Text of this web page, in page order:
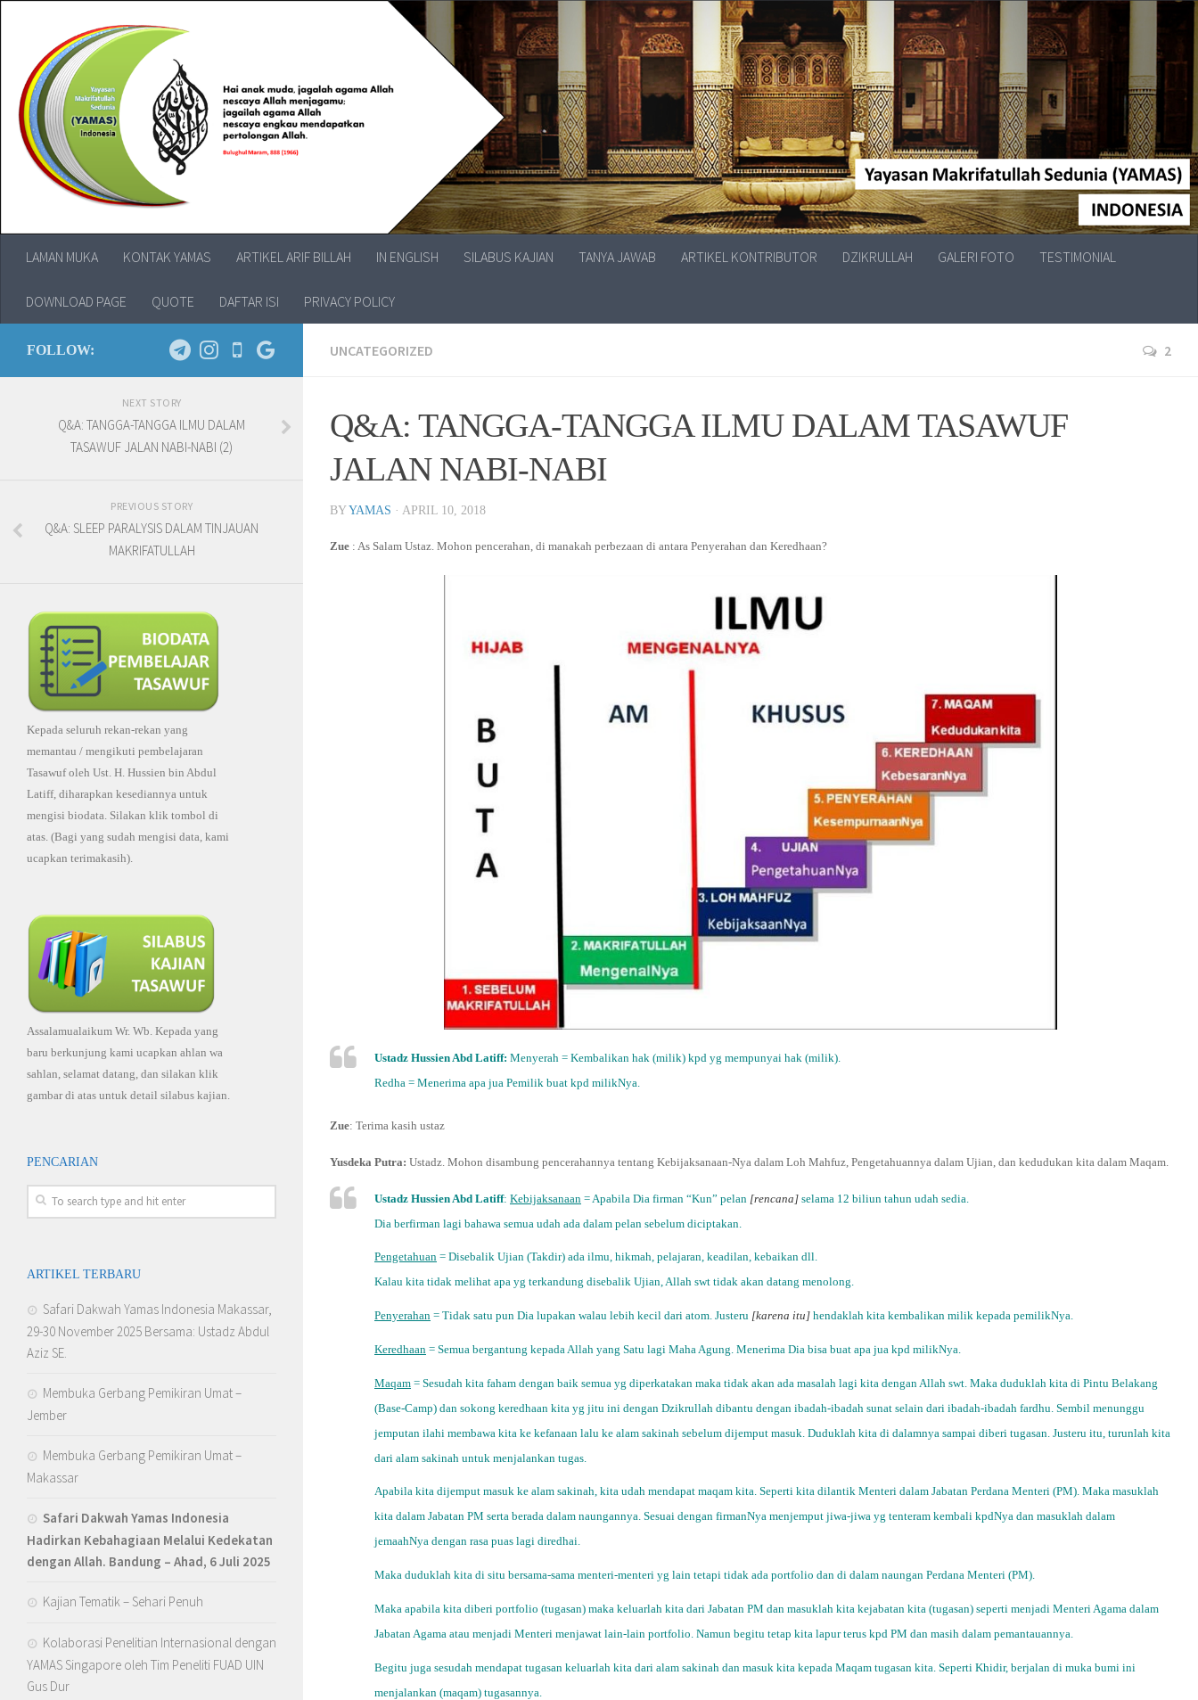
LAMAN MUKA KONTAK YAMAS ARTIKEL ARIF BILLAH IN ENGLISH SILABUS KAJIAN TANYA JAWAB ARTIKEL KONTRIBUTOR DZIKRULLAH GALERI FOTO TESTIMONIAL
DOWNLOAD PAGE QUOTE DAFTAR ISI PRIVACY POLICY
UNCATEGORIZED 2
Q&A: TANGGA-TANGGA ILMU DALAM TASAWUF
JALAN NABI-NABI
BYYAMAS · APRIL 10, 2018
Zue : As Salam Ustaz. Mohon pencerahan, di manakah perbezaan di antara Penyerahan dan Keredhaan?
Ustadz Hussien Abd Latiff: Menyerah = Kembalikan hak (milik) kpd yg mempunyai hak (milik).
Redha = Menerima apa jua Pemilik buat kpd milikNya.
Zue: Terima kasih ustaz
Yusdeka Putra: Ustadz. Mohon disambung pencerahannya tentang Kebijaksanaan-Nya dalam Loh Mahfuz, Pengetahuannya dalam Ujian, dan kedudukan kita dalam Maqam.
Ustadz Hussien Abd Latiff: Kebijaksanaan = Apabila Dia firman “Kun” pelan [rencana] selama 12 biliun tahun udah sedia.
Dia berfirman lagi bahawa semua udah ada dalam pelan sebelum diciptakan.
Pengetahuan = Disebalik Ujian (Takdir) ada ilmu, hikmah, pelajaran, keadilan, kebaikan dll.
Kalau kita tidak melihat apa yg terkandung disebalik Ujian, Allah swt tidak akan datang menolong.
Penyerahan = Tidak satu pun Dia lupakan walau lebih kecil dari atom. Justeru [karena itu] hendaklah kita kembalikan milik kepada pemilikNya.
Keredhaan = Semua bergantung kepada Allah yang Satu lagi Maha Agung. Menerima Dia bisa buat apa jua kpd milikNya.
Maqam = Sesudah kita faham dengan baik semua yg diperkatakan maka tidak akan ada masalah lagi kita dengan Allah swt. Maka duduklah kita di Pintu Belakang
(Base-Camp) dan sokong keredhaan kita yg jitu ini dengan Dzikrullah dibantu dengan ibadah-ibadah sunat selain dari ibadah-ibadah fardhu. Sembil menunggu
jemputan ilahi membawa kita ke kefanaan lalu ke alam sakinah sebelum dijemput masuk. Duduklah kita di dalamnya sampai diberi tugasan. Justeru itu, turunlah kita
dari alam sakinah untuk menjalankan tugas.
Apabila kita dijemput masuk ke alam sakinah, kita udah mendapat maqam kita. Seperti kita dilantik Menteri dalam Jabatan Perdana Menteri (PM). Maka masuklah
kita dalam Jabatan PM serta berada dalam naungannya. Sesuai dengan firmanNya menjemput jiwa-jiwa yg tenteram kembali kpdNya dan masuklah dalam
jemaahNya dengan rasa puas lagi diredhai.
Maka duduklah kita di situ bersama-sama menteri-menteri yg lain tetapi tidak ada portfolio dan di dalam naungan Perdana Menteri (PM).
Maka apabila kita diberi portfolio (tugasan) maka keluarlah kita dari Jabatan PM dan masuklah kita kejabatan kita (tugasan) seperti menjadi Menteri Agama dalam
Jabatan Agama atau menjadi Menteri menjawat lain-lain portfolio. Namun begitu tetap kita lapur terus kpd PM dan masih dalam pemantauannya.
Begitu juga sesudah mendapat tugasan keluarlah kita dari alam sakinah dan masuk kita kepada Maqam tugasan kita. Seperti Khidir, berjalan di muka bumi ini
menjalankan (maqam) tugasannya.
FOLLOW:
NEXT STORY
Q&A: TANGGA-TANGGA ILMU DALAM
TASAWUF JALAN NABI-NABI (2)
PREVIOUS STORY
Q&A: SLEEP PARALYSIS DALAM TINJAUAN
MAKRIFATULLAH
Kepada seluruh rekan-rekan yang
memantau / mengikuti pembelajaran
Tasawuf oleh Ust. H. Hussien bin Abdul
Latiff, diharapkan kesediannya untuk
mengisi biodata. Silakan klik tombol di
atas. (Bagi yang sudah mengisi data, kami
ucapkan terimakasih).
Assalamualaikum Wr. Wb. Kepada yang
baru berkunjung kami ucapkan ahlan wa
sahlan, selamat datang, dan silakan klik
gambar di atas untuk detail silabus kajian.
PENCARIAN
ARTIKEL TERBARU
Safari Dakwah Yamas Indonesia Makassar,
29-30 November 2025 Bersama: Ustadz Abdul
Aziz SE.
Membuka Gerbang Pemikiran Umat –
Jember
Membuka Gerbang Pemikiran Umat –
Makassar
Safari Dakwah Yamas Indonesia
Hadirkan Kebahagiaan Melalui Kedekatan
dengan Allah. Bandung – Ahad, 6 Juli 2025
Kajian Tematik – Sehari Penuh
Kolaborasi Penelitian Internasional dengan
YAMAS Singapore oleh Tim Peneliti FUAD UIN
Gus Dur